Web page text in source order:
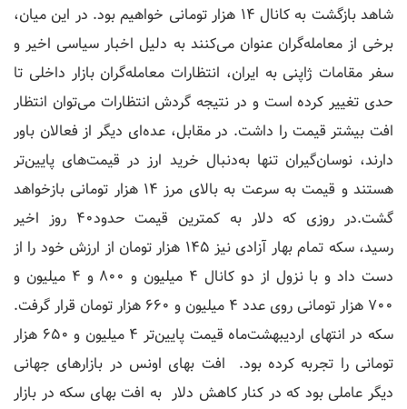
شاهد بازگشت به کانال ۱۴ هزار تومانی خواهیم بود. در این میان،
برخی از معامله‌گران عنوان می‌کنند به دلیل اخبار سیاسی اخیر و
سفر مقامات ژاپنی به ایران، انتظارات معامله‌گران بازار داخلی تا
حدی تغییر کرده است و در نتیجه گردش انتظارات می‌توان انتظار
افت بیشتر قیمت را داشت. در مقابل، عده‌ای دیگر از فعالان باور
دارند، نوسان‌گیران تنها به‌دنبال خرید ارز در قیمت‌های پایین‌تر
هستند و قیمت به سرعت به بالای مرز ۱۴ هزار تومانی بازخواهد
گشت.در روزی که دلار به کمترین قیمت حدود۴۰ روز اخیر
رسید، سکه تمام بهار آزادی نیز ۱۴۵ هزار تومان از ارزش خود را از
دست داد و با نزول از دو کانال ۴ میلیون و ۸۰۰ و ۴ میلیون و
۷۰۰ هزار تومانی روی عدد ۴ میلیون و ۶۶۰ هزار تومان قرار گرفت.
سکه در انتهای اردیبهشت‌ماه قیمت پایین‌تر ۴ میلیون و ۶۵۰ هزار
تومانی را تجربه کرده بود. افت بهای اونس در بازارهای جهانی
دیگر عاملی بود که در کنار کاهش دلار به افت بهای سکه در بازار